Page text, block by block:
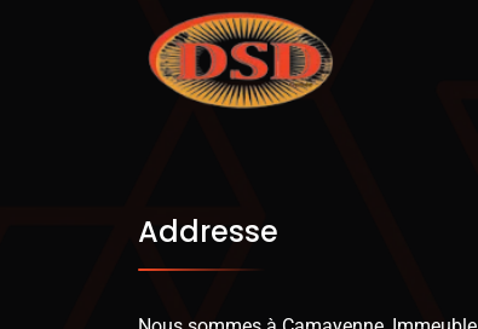
Addresse